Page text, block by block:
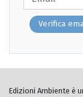
Verifica
Edizioni Ambiente è